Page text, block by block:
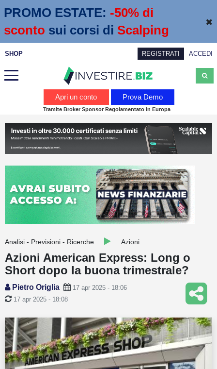
PROMO ESTATE: -50% di
sconto sui corsi di Scalping
SHOP REGISTRATI ACCEDI
Calendario economico
Webinar
Trading
Education
Quotazioni
Conto IG
Guru Monitor
Altro
Apri un conto Prova Demo
Tramite Broker Sponsor Regolamentato in Europa
Analisi - Previsioni - Ricerche Azioni
Azioni American Express: Long o
Short dopo la buona trimestrale?
Pietro Origlia
17 apr 2025 - 18:06
17 apr 2025 - 18:08